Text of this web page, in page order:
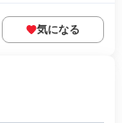
気になる